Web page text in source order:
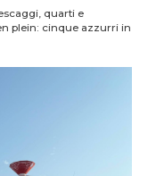
quarti e
plein: cinque azzurri in